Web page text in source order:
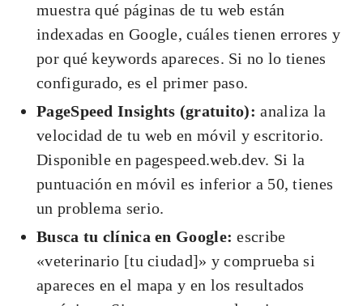
muestra qué páginas de tu web están
indexadas en Google, cuáles tienen errores y
por qué keywords apareces. Si no lo tienes
configurado, es el primer paso.
PageSpeed Insights (gratuito):analiza la
velocidad de tu web en móvil y escritorio.
Disponible en pagespeed.web.dev. Si la
puntuación en móvil es inferior a 50, tienes
un problema serio.
Busca tu clínica en Google:escribe
«veterinario [tu ciudad]» y comprueba si
apareces en el mapa y en los resultados